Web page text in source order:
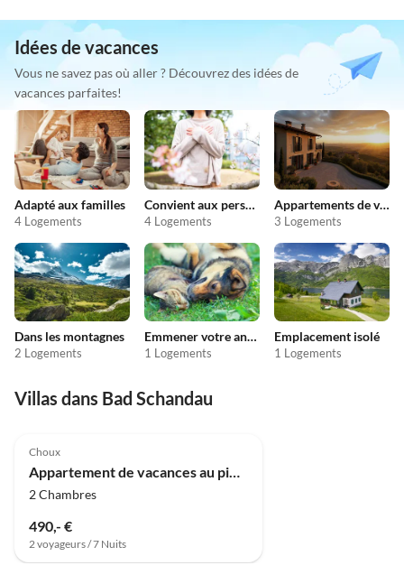
Idées de vacances
Vous ne savez pas où aller ? Découvrez des idées de
vacances parfaites!
Adapté aux familles
4 Logements
Convient aux personnes allergiques
4 Logements
Appartements de vacances pas chers
3 Logements
Dans les montagnes
2 Logements
Emmener votre animal en vacances
1 Logements
Emplacement isolé
1 Logements
Villas dans Bad Schandau
virtuelle
Super hôte
Choux
Appartement de vacances au pied du Lilienstein
2 Chambres
490,- €
2 voyageurs / 7 Nuits